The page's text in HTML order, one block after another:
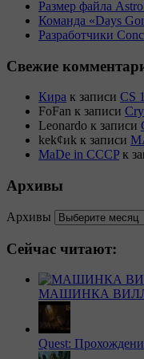
Размер файла
Команда «Days
Разработчики
Свежие
Кира к записи CS
FoFan к записи
Leonardo к записи
kek¢иk к записи
MaDe in CCCP к
Архивы
Архивы
Сейчас читают:
МАШИНКА ВИЛЛИ
Quest: